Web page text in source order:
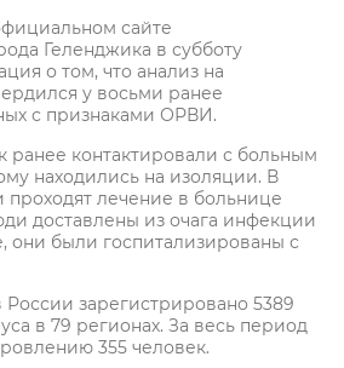
сайте
Геленджика в субботу
о том, что анализ на
у восьми ранее
с признаками ОРВИ.
ранее контактировали с больным
находились на изоляции. В
лечение в больнице
доставлены из очага инфекции
они были госпитализированы с
России зарегистрировано 5389
в 79 регионах. За весь период
355 человек.